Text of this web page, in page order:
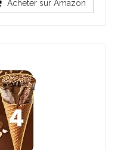
Acheter sur Amazon